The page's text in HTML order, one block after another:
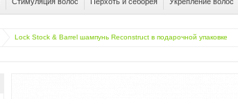
Lock Stock & Barrel шампунь Reconstruct в подарочной упаковке